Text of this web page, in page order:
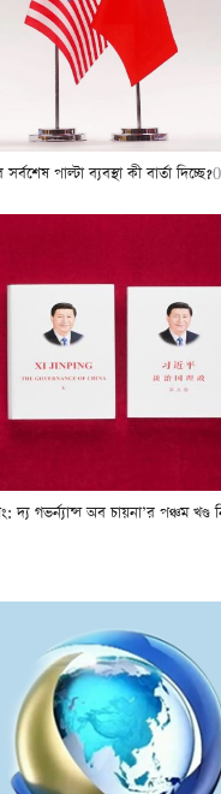
সর্বশেষ পাল্টা ব্যবস্থা কী বার্তা দিচ্ছে?
দ্য গভর্ন্যান্স অব চায়না’র পঞ্চম খণ্ড